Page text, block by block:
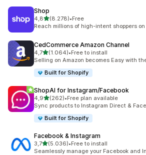
Shop
4,85 yıldız üzerinden
(8.278)
toplam 8278 değerlendirme
•Free
Reach millions of high-intent shoppers on
CedCommerce Amazon Channel
4,75 yıldız üzerinden
(1.064)
toplam 1064 değerlendirme
•Free to install
Selling on Amazon becomes Easy with
Built for Shopify
ShopAI for Instagram/Facebook
4,95 yıldız üzerinden
(262)
toplam 262 değerlendirme
•Free plan available
Sync products to Instagram Direct &
Built for Shopify
Facebook & Instagram
3,75 yıldız üzerinden
(5.036)
toplam 5036 değerlendirme
•Free to install
Seamlessly manage your Facebook and